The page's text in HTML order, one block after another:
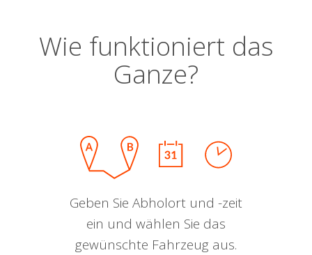
Wie funktioniert das
Ganze?
Geben Sie Abholort und -zeit
ein und wählen Sie das
gewünschte Fahrzeug aus.